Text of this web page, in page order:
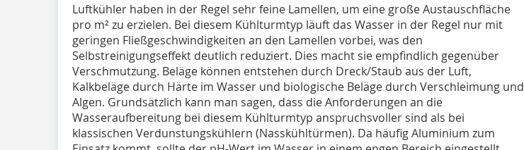
Luftkühler haben in der Regel sehr feine Lamellen, um eine große Austauschfläche
pro m² zu erzielen. Bei diesem Kühlturmtyp läuft das Wasser in der Regel nur mit
geringen Fließgeschwindigkeiten an den Lamellen vorbei, was den
Selbstreinigungseffekt deutlich reduziert. Dies macht sie empfindlich gegenüber
Verschmutzung. Beläge können entstehen durch Dreck/Staub aus der Luft,
Kalkbeläge durch Härte im Wasser und biologische Beläge durch Verschleimung und
Algen. Grundsätzlich kann man sagen, dass die Anforderungen an die
Wasseraufbereitung bei diesem Kühlturmtyp anspruchsvoller sind als bei
klassischen Verdunstungskühlern (Nasskühltürmen). Da häufig Aluminium zum